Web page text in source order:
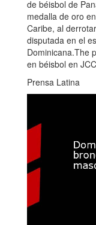
de béisbol de
medalla de oro
Caribe, al
disputada en el
Dominicana.The
en béisbol en
Prensa Latina